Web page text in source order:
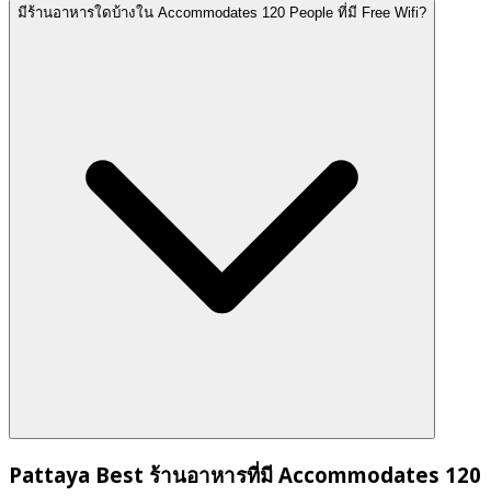
มีร้านอาหารใดบ้างใน Accommodates 120 People ที่มี Free Wifi?
Pattaya Best ร้านอาหารที่มี Accommodates 120